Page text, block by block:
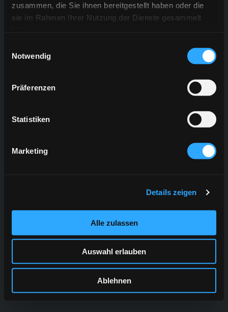
zusammen, die Sie ihnen bereitgestellt haben oder die
sie im Rahmen Ihrer Nutzung der Dienste gesammelt
Notwendig
Präferenzen
Statistiken
Marketing
Details zeigen
Alle zulassen
Auswahl erlauben
Ablehnen